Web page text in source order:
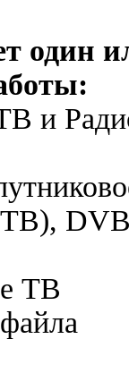
один
и
ТВ),
ТВ